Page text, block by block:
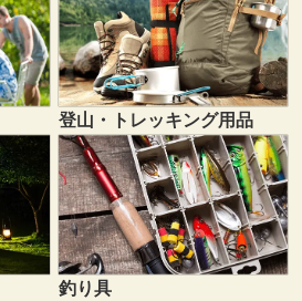
登山・トレッキング用品
釣り具